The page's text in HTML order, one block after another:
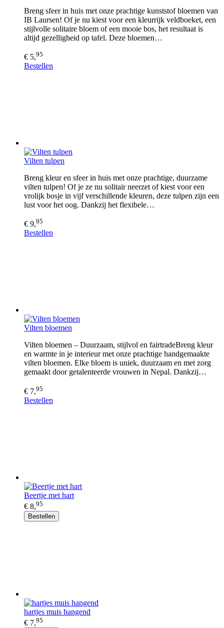
Breng sfeer in huis met onze prachtige kunststof bloemen van
IB Laursen! Of je nu kiest voor een kleurrijk veldboeket, een
stijlvolle solitaire bloem of een mooie bos, het resultaat is
altijd gezelligheid op tafel. Deze bloemen…
€ 5,95
Bestellen
Vilten tulpen
Breng kleur en sfeer in huis met onze prachtige, duurzame
vilten tulpen! Of je ze nu solitair neerzet of kiest voor een
vrolijk bosje in vijf verschillende kleuren, deze tulpen zijn een
lust voor het oog. Dankzij het flexibele…
€ 9,95
Bestellen
Vilten bloemen
Vilten bloemen – Duurzaam, stijlvol en fairtradeBreng kleur
en warmte in je interieur met onze prachtige handgemaakte
vilten bloemen. Elke bloem is uniek, duurzaam en met zorg
gemaakt door getalenteerde vrouwen in Nepal. Dankzij…
€ 7,95
Bestellen
Beertje met hart
€ 8,95
Bestellen
hartjes muis hangend
€ 7,95